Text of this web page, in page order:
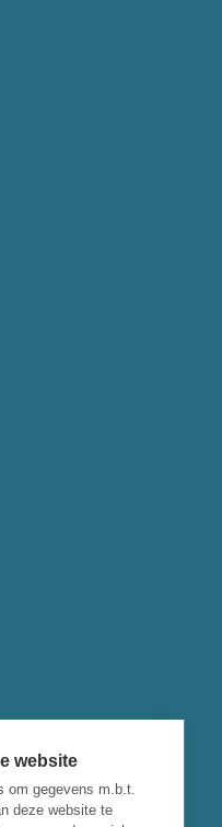
website
om gegevens m.b.t.
deze website te